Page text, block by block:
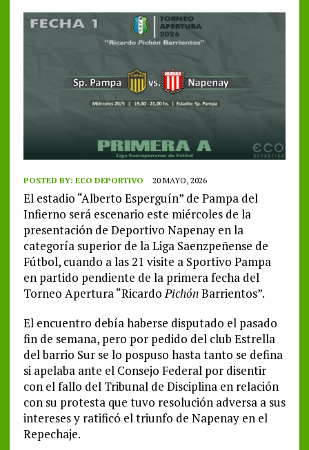
POSTED BY: ECO DEPORTIVO 20 MAYO, 2026
El estadio “Alberto Esperguín” de Pampa del
Infierno será escenario este miércoles de la
presentación de Deportivo Napenay en la
categoría superior de la Liga Saenzpeñense de
Fútbol, cuando a las 21 visite a Sportivo Pampa
en partido pendiente de la primera fecha del
Torneo Apertura “RicardoPichónBarrientos”.
El encuentro debía haberse disputado el pasado
fin de semana, pero por pedido del club Estrella
del barrio Sur se lo pospuso hasta tanto se defina
si apelaba ante el Consejo Federal por disentir
con el fallo del Tribunal de Disciplina en relación
con su protesta que tuvo resolución adversa a sus
intereses y ratificó el triunfo de Napenay en el
Repechaje.